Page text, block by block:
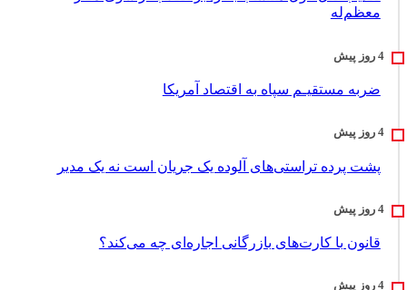
معظم‌له
ضربه مستقیـم سپاه به اقتصاد آمر‌یکا
پشت پرده تراستی‌های آلوده یک جریان است نه یک مدیر
قانون با کارت‌های بازرگانی اجاره‌ای چه می‌کند؟